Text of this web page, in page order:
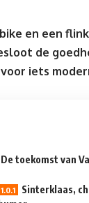
en een
de
iets
De toekomst van
Sinterklaas,